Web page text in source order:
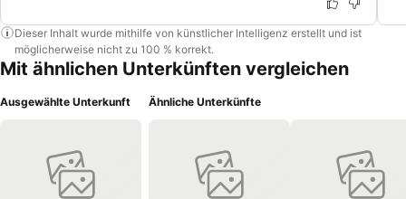
Dieser Inhalt wurde mithilfe von künstlicher Intelligenz erstellt und ist
möglicherweise nicht zu 100 % korrekt.
Mit ähnlichen Unterkünften vergleichen
Ausgewählte Unterkunft Ähnliche Unterkünfte